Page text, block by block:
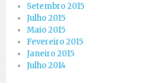
Setembro 2015
Julho 2015
Maio 2015
Fevereiro 2015
Janeiro 2015
Julho 2014